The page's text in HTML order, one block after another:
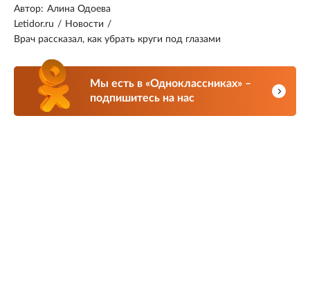
Автор: Алина Одоева
Letidor.ru / Новости /
Врач рассказал, как убрать круги под глазами
Мы есть в «Одноклассниках» –
подпишитесь на нас